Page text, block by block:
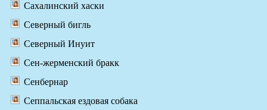
Сахалинский хаски
Северный бигль
Северный Инуит
Сен-жерменский бракк
Сенбернар
Сеппальская ездовая собака